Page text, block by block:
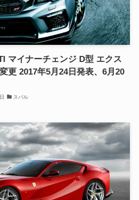
マイナーチェンジ D型 エクス
更 2017年5月24日発表、6月20
スバル